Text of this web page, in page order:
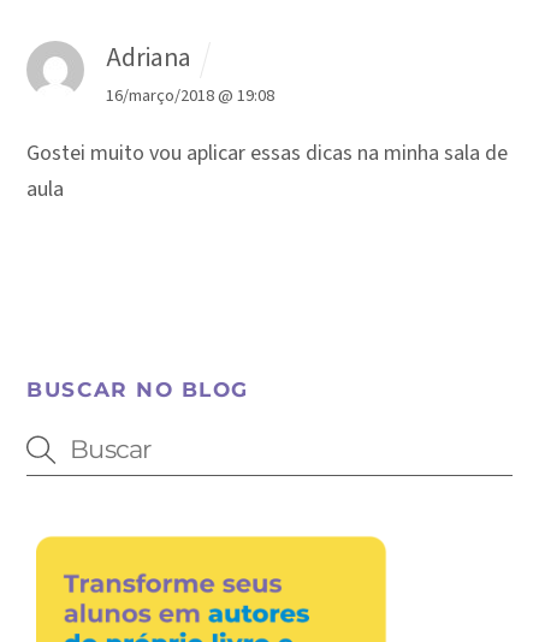
Adriana
16/março/2018 @ 19:08
Gostei muito vou aplicar essas dicas na minha sala de
aula
BUSCAR NO BLOG